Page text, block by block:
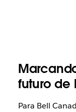
futuro de
Para Bell